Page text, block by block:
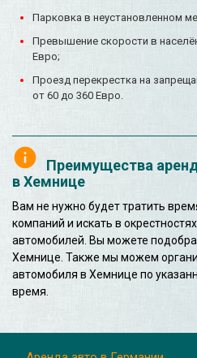
Парковка в неустановленном
Превышение скорости в
Евро;
Проезд перекрестка на
от 60 до 360 Евро.
Преимущества
в Хемнице
Вам не нужно будет тратить
компаний и искать в
автомобилей. Вы можете
Хемнице. Также мы можем
автомобиля в Хемнице по
время.